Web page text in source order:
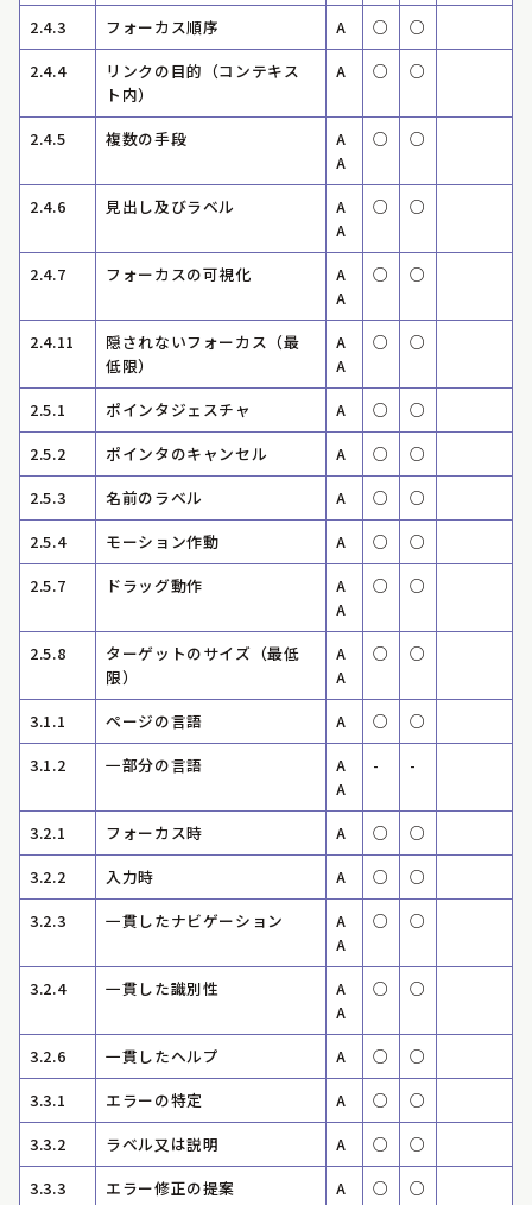
2.4.3
フォーカス順序 A ○
○
2.4.4
リンクの目的（コンテキス
ト内）
A ○ ○
2.4.5 複数の手段
A
A
○ ○
2.4.6 見出し及びラベル
A
A
○ ○
2.4.7 フォーカスの可視化
A
A
○ ○
2.4.11
隠されないフォーカス（最
低限）
A
A
○ ○
2.5.1 ポインタジェスチャ A ○
○
2.5.2
ポインタのキャンセル A ○
○
2.5.3
名前のラベル A ○
○
2.5.4
モーション作動 A ○
○
2.5.7
ドラッグ動作
A
A
○ ○
2.5.8
ターゲットのサイズ（最低
限）
A
A
○ ○
3.1.1 ページの言語 A ○
○
3.1.2
一部分の言語
A
A
- -
3.2.1 フォーカス時 A ○
○
3.2.2
入力時 A ○
○
3.2.3
一貫したナビゲーション
A
A
○ ○
3.2.4 一貫した識別性
A
A
○ ○
3.2.6 一貫したヘルプ A ○
○
3.3.1
エラーの特定 A ○
○
3.3.2
ラベル又は説明 A ○
○
3.3.3
エラー修正の提案
A
○ ○